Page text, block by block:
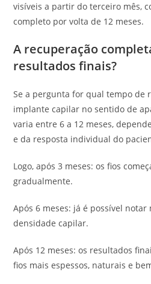
visíveis a partir do terceiro mês,
completo por volta de 12 meses.
A recuperação
resultados finais?
Se a pergunta for qual tempo de
implante capilar no sentido de
varia entre 6 a 12 meses,
e da resposta individual do
Logo, após 3 meses: os fios
gradualmente.
Após 6 meses: já é possível
densidade capilar.
Após 12 meses: os resultados
fios mais espessos, naturais e